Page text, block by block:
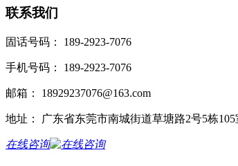
联系我们
固话号码： 189-2923-7076
手机号码： 189-2923-7076
邮箱： 18929237076@163.com
地址： 广东省东莞市南城街道草塘路2号5栋105
在线咨询